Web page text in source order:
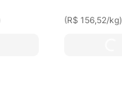
(R$ 156,52/kg)